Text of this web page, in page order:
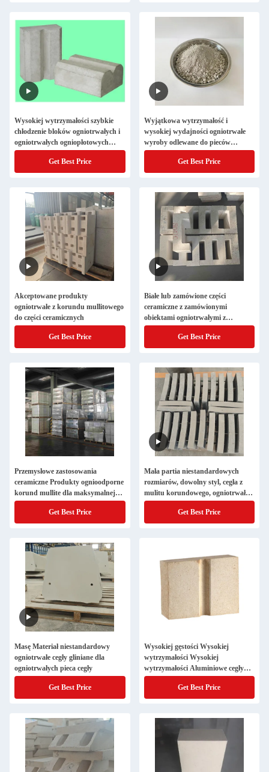
Wysokiej wytrzymałości szybkie
chłodzenie bloków ogniotrwałych i
ogniotrwałych ogniopłotowych
chromowego korundu i cyrkonu do
Get Best Price
Wyjątkowa wytrzymałość i
wysokiej wydajności ogniotrwałe
wyroby odlewane do pieców
szklanych
Get Best Price
Akceptowane produkty
ogniotrwałe z korundu mullitowego
do części ceramicznych
Get Best Price
Białe lub zamówione części
ceramiczne z zamówionymi
obiektami ogniotrwałymi z
korundu
Get Best Price
Przemysłowe zastosowania
ceramiczne Produkty ognioodporne
korund mullite dla maksymalnej
trwałości
Get Best Price
Mała partia niestandardowych
rozmiarów, dowolny styl, cegła z
mulitu korundowego, ogniotrwała
cegła proszkowa
Get Best Price
Masę Materiał niestandardowy
ogniotrwałe cegły gliniane dla
ogniotrwałych pieca cegły
Get Best Price
Wysokiej gęstości Wysokiej
wytrzymałości Wysokiej
wytrzymałości Aluminiowe cegły
Andaluzytowe ogniotrwałe cegły do
pieca szklanychGet Best Price